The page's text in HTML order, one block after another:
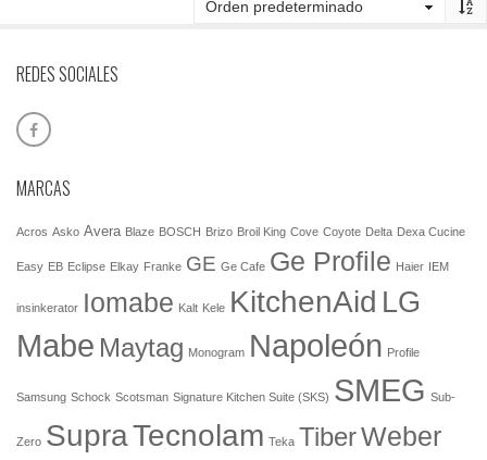
REDES SOCIALES
MARCAS
Acros Asko Avera Blaze BOSCH Brizo Broil King Cove Coyote Delta Dexa Cucine
Easy EB Eclipse Elkay Franke GE Ge Cafe Ge Profile Haier IEM
insinkerator Iomabe Kalt Kele KitchenAid LG
Mabe Maytag Monogram Napoleón Profile
Samsung Schock Scotsman Signature Kitchen Suite (SKS) SMEG Sub-
Zero SupraTecnolam Teka TiberWeber